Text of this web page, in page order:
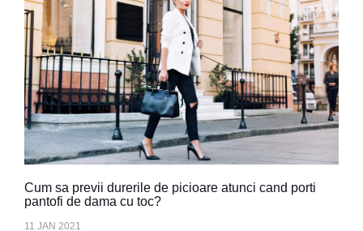
Cum sa previi durerile de picioare atunci cand porti
pantofi de dama cu toc?
11 JAN 2021